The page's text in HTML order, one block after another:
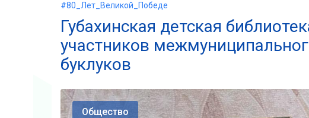
#80_Лет_Великой_Победе
Губахинская детская
участников
буклуков
Общество